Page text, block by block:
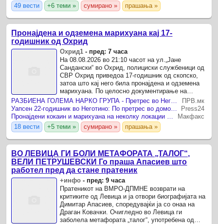
49 вести
+6 теми » сумирано » прашања »
Пронајдена и одземена марихуана кај 17-
годишник од Охрид
Охрид1 - пред: 7 часа
На 08.08.2026 во 21:10 часот на ул.„Јане
Сандански“ во Охрид, полициски службеници од
СВР Охрид приведоа 17-годишник од скопско,
затоа што кај него била пронајдена и одземена
марихуана. По целосно документирање на
случајот, против него ќе биде поднесена
соодветна пријава.
ПРВ.мк
Press24
Макфакс
18 вести
+5 теми » сумирано » прашања »
ВО ЛЕВИЦА ГИ БОЛИ МЕТАФОРАТА „ТАЛОГ“,
ВЕЛИ ПЕТРУШЕВСКИ Го праша Апасиев што
работел пред да стане пратеник
+инфо - пред: 9 часа
Пратеникот на ВМРО-ДПМНЕ возврати на
критиките од Левица и ја отвори биографијата на
Димитар Апасиев, споредувајќи ја со онаа на
Драган Ковачки. Очигледно во Левица ги
заболела метафората „талог“, употребена од